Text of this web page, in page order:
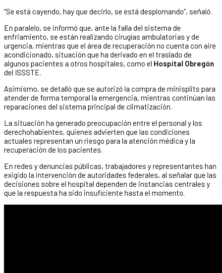
“Se está cayendo, hay que decirlo, se está desplomando”, señaló.
En paralelo, se informó que, ante la falla del sistema de
enfriamiento, se están realizando cirugías ambulatorias y de
urgencia, mientras que el área de recuperación no cuenta con aire
acondicionado, situación que ha derivado en el traslado de
algunos pacientes a otros hospitales, como el Hospital Obregón
del ISSSTE.
Asimismo, se detalló que se autorizó la compra de minisplits para
atender de forma temporal la emergencia, mientras continúan las
reparaciones del sistema principal de climatización.
La situación ha generado preocupación entre el personal y los
derechohabientes, quienes advierten que las condiciones
actuales representan un riesgo para la atención médica y la
recuperación de los pacientes.
En redes y denuncias públicas, trabajadores y representantes han
exigido la intervención de autoridades federales, al señalar que las
decisiones sobre el hospital dependen de instancias centrales y
que la respuesta ha sido insuficiente hasta el momento.